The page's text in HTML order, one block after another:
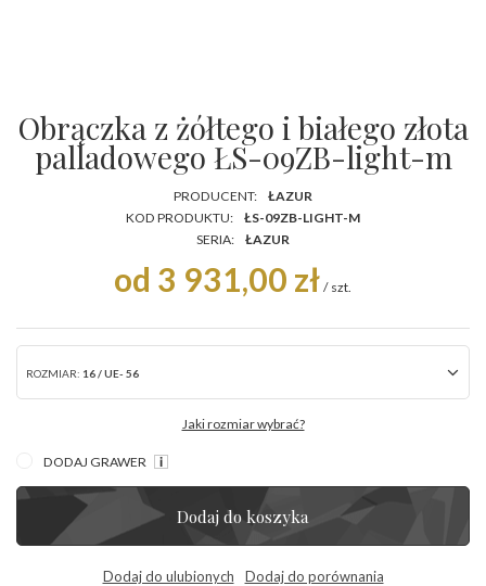
Obrączka z żółtego i białego złota
palladowego ŁS-09ZB-light-m
PRODUCENT:
ŁAZUR
KOD PRODUKTU:
ŁS-09ZB-LIGHT-M
SERIA:
ŁAZUR
od 3 931,00 zł / szt.
ROZMIAR: 16 / UE- 56
Jaki rozmiar wybrać?
DODAJ GRAWER
Dodaj do koszyka
Dodaj do ulubionych Dodaj do porównania